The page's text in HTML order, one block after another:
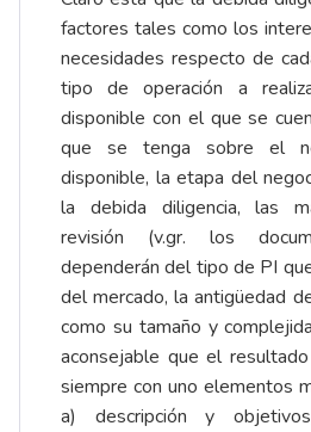
factores tales como los
necesidades respecto de
tipo de operación a
disponible con el que se
que se tenga sobre el
disponible, la etapa del
la debida diligencia, las
revisión (v.gr. los
dependerán del tipo de PI
del mercado, la antigüedad
como su tamaño y
aconsejable que el
siempre con uno elementos
a) descripción y